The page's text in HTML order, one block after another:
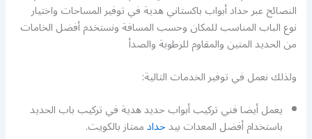
النصائح عبر حداد أبواب باكستاني هدية في توفير المساحات واختيار
نوع الباب المناسب للمكان وحسب المسافة ونستخدم أفضل الخامات
من الحديد المتين والمقاوم للرطوبة والصدأ
ولذلك نعمل في توفير الخدمات التالية:
يعمل أيضا فني تركيب أبواب حديد هدية في تركيب باب الحديد
باستخدام أفضل المعدات بيدحدادممتاز بالكويت.